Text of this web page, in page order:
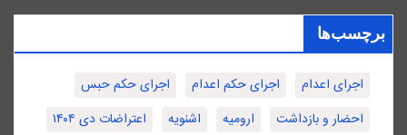
برچسب‌ها
اجرای اعدام اجرای حکم اعدام
اجرای حکم حبس
احضار و بازداشت
ارومیه اشنویه
اعتراضات دی ۱۴۰۴